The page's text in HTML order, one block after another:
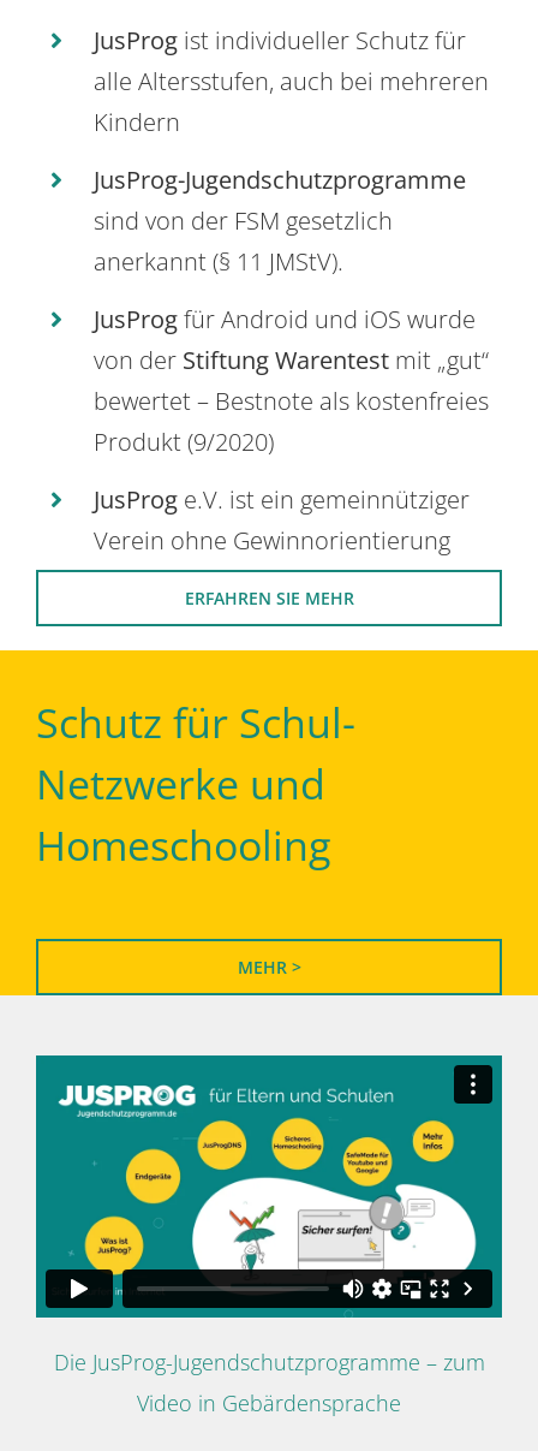
JusProg ist individueller Schutz für
alle Altersstufen, auch bei mehreren
Kindern
JusProg-Jugendschutzprogramme
sind von der FSM gesetzlich
anerkannt (§ 11 JMStV).
JusProgfür Android und iOS wurde
von der Stiftung Warentest mit „gut“
bewertet – Bestnote als kostenfreies
Produkt (9/2020)
JusProg e.V. ist ein gemeinnütziger
Verein ohne Gewinnorientierung
ERFAHREN SIE MEHR
Schutz für Schul-
Netzwerke und
Homeschooling
MEHR >
Die JusProg-Jugendschutzprogramme – zum
Video in Gebärdensprache